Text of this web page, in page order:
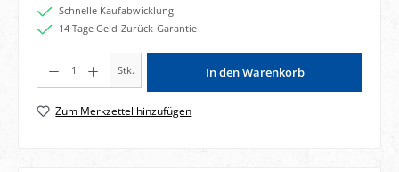
Schnelle Kaufabwicklung
14 Tage Geld-Zurück-Garantie
Produkt Anzahl: Gib den gewünschten Wert ein oder benutze die Schaltflächen um
Stk. In den Warenkorb
Zum Merkzettel hinzufügen